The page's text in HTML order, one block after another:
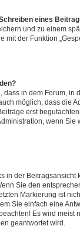
eines
und zu einem
der Funktion
in dem Forum, in
möglich, dass die
erst
wenn Sie
in der
Sie den
Markierung ist
Sie einfach eine
Es wird meist
geantwortet wird.